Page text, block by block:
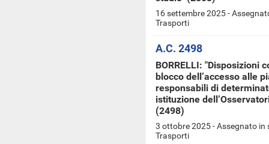
16 settembre 2025 -
Trasporti
A.C. 2498
BORRELLI: "Disposizioni
blocco dell’accesso alle
responsabili di
istituzione
(2498)
3 ottobre 2025 - Assegnato in
Trasporti